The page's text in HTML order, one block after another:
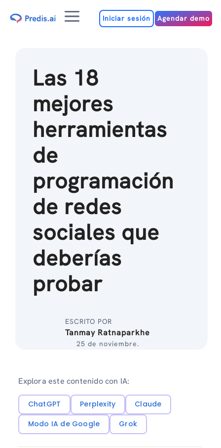
MenúIniciar sesión Agendar demo
Las 18
mejores
herramientas
de
programación
de redes
sociales que
deberías
probar
ESCRITO POR
Tanmay Ratnaparkhe
25 de noviembre.
Explora este contenido con IA:
ChatGPT Perplexity
Claude
Modo IA de Google
Grok